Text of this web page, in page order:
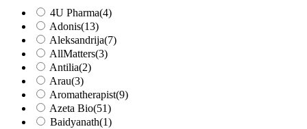
4U Pharma(4)
Adonis(13)
Aleksandrija(7)
AllMatters(3)
Antilia(2)
Arau(3)
Aromatherapist(9)
Azeta Bio(51)
Baidyanath(1)